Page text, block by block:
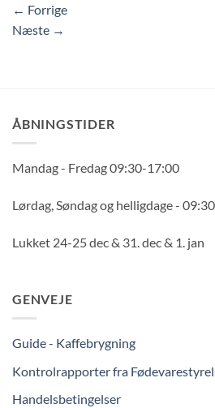
← Forrige
Næste →
ÅBNINGSTIDER
Mandag - Fredag 09:30-17:00
Lørdag, Søndag og helligdage -
Lukket 24-25 dec & 31. dec & 1. jan
GENVEJE
Guide - Kaffebrygning
Kontrolrapporter fra
Handelsbetingelser